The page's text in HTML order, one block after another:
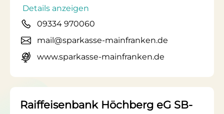
Details anzeigen
09334 970060
mail@sparkasse-mainfranken.de
www.sparkasse-mainfranken.de
Raiffeisenbank Höchberg eG SB-